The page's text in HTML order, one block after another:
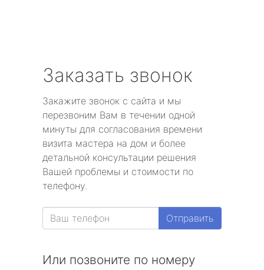
Заказать звонок
Закажите звонок с сайта и мы
перезвоним Вам в течении одной
минуты для согласования времени
визита мастера на дом и более
детальной консультации решения
Вашей проблемы и стоимости по
телефону.
Отправить
Или позвоните по номеру